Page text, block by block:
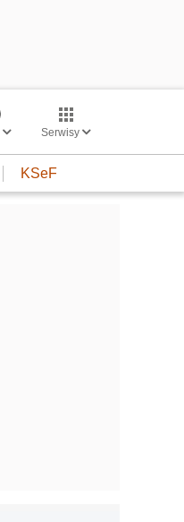
Serwisy
KSeF